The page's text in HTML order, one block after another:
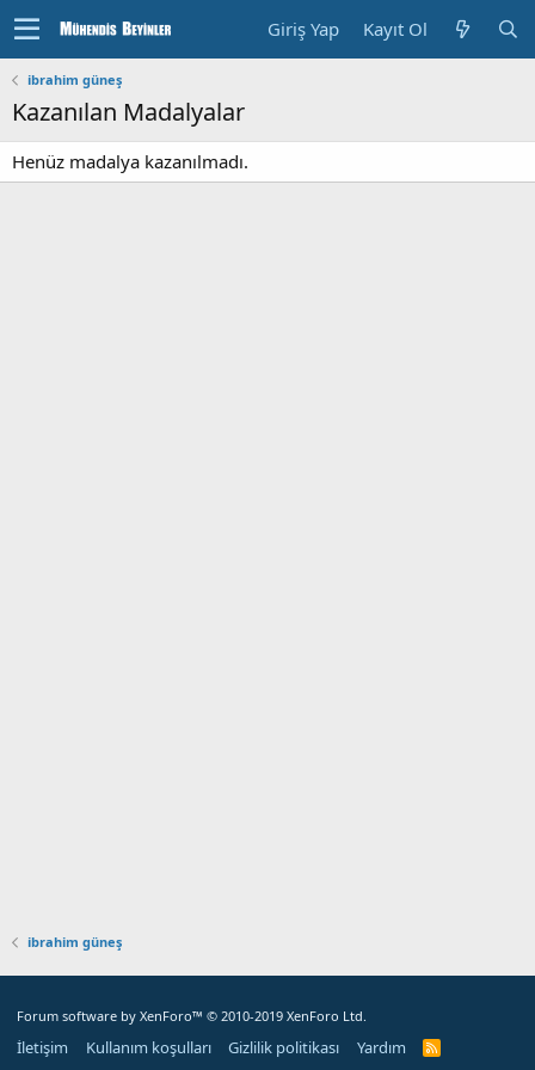
Giriş Yap Kayıt Ol
ibrahim güneş
Kazanılan Madalyalar
Henüz madalya kazanılmadı.
ibrahim güneş
Forum software by XenForo™ © 2010-2019 XenForo Ltd.
İletişim Kullanım koşulları Gizlilik politikası Yardım
R